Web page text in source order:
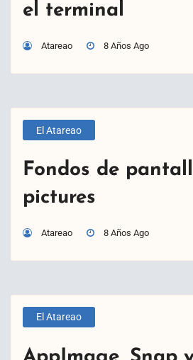
el terminal
Atareao 8 Años Ago
El Atareao
Fondos de
pictures
Atareao 8 Años Ago
El Atareao